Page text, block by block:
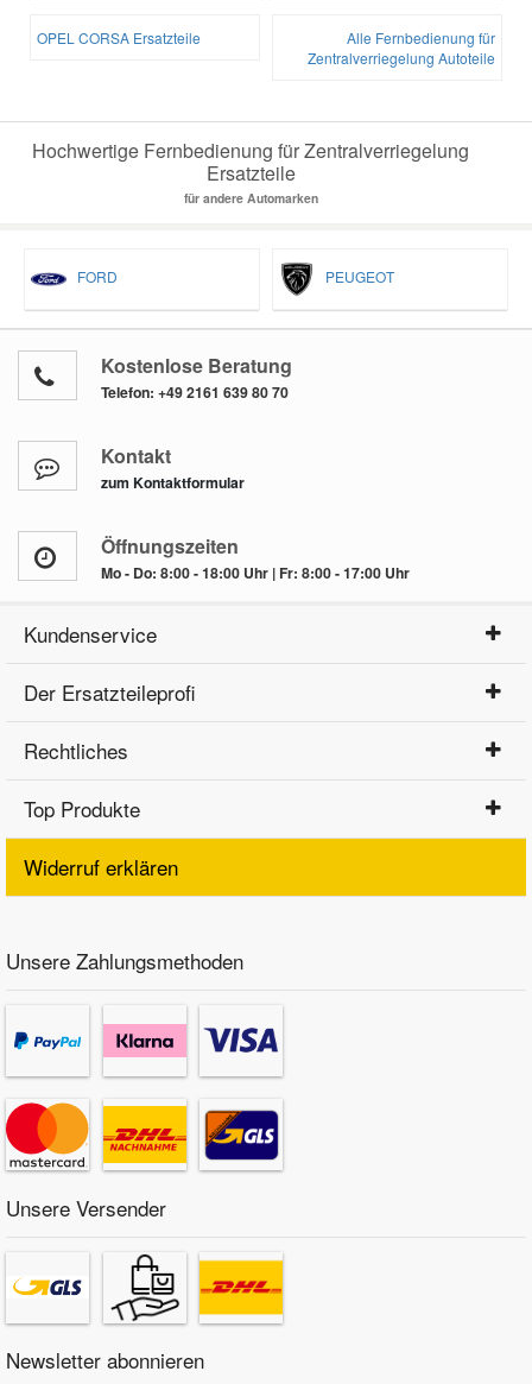
OPEL CORSA Ersatzteile
Alle Fernbedienung für
Zentralverriegelung Autoteile
Hochwertige Fernbedienung für Zentralverriegelung
Ersatzteile
für andere Automarken
FORD PEUGEOT
Kostenlose Beratung
Telefon: +49 2161 639 80 70
Kontakt
zum Kontaktformular
Öffnungszeiten
Mo - Do: 8:00 - 18:00 Uhr | Fr: 8:00 - 17:00 Uhr
Kundenservice
Der Ersatzteileprofi
Rechtliches
Top Produkte
Widerruf erklären
Unsere Zahlungsmethoden
Unsere Versender
Newsletter abonnieren